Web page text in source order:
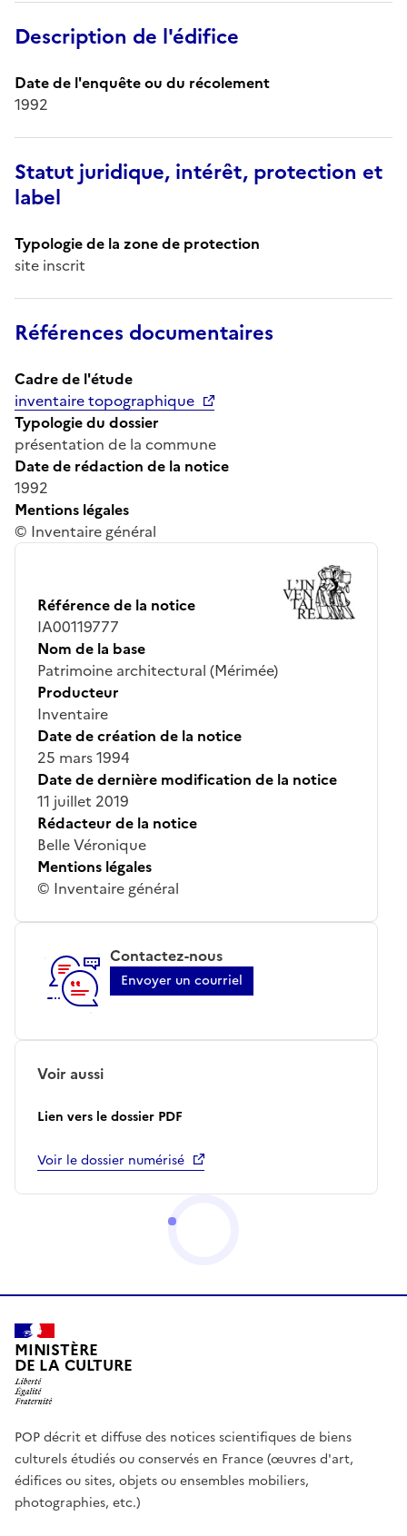
Description de l'édifice
Date de l'enquête ou du récolement
1992
Statut juridique, intérêt, protection et
label
Typologie de la zone de protection
site inscrit
Références documentaires
Cadre de l'étude
inventaire topographique
Typologie du dossier
présentation de la commune
Date de rédaction de la notice
1992
Mentions légales
© Inventaire général
Référence de la notice
IA00119777
Nom de la base
Patrimoine architectural (Mérimée)
Producteur
Inventaire
Date de création de la notice
25 mars 1994
Date de dernière modification de la notice
11 juillet 2019
Rédacteur de la notice
Belle Véronique
Mentions légales
© Inventaire général
Contactez-nous
Envoyer un courriel
Voir aussi
Lien vers le dossier PDF
Voir le dossier numérisé
MINISTÈRE
DE LA CULTURE
POP décrit et diffuse des notices scientifiques de biens
culturels étudiés ou conservés en France (œuvres d'art,
édifices ou sites, objets ou ensembles mobiliers,
photographies, etc.)